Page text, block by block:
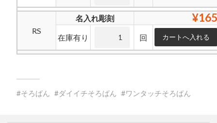
RS
名入れ彫刻 ¥165
在庫有り 回
そろばん ダイイチそろばん ワンタッチそろばん